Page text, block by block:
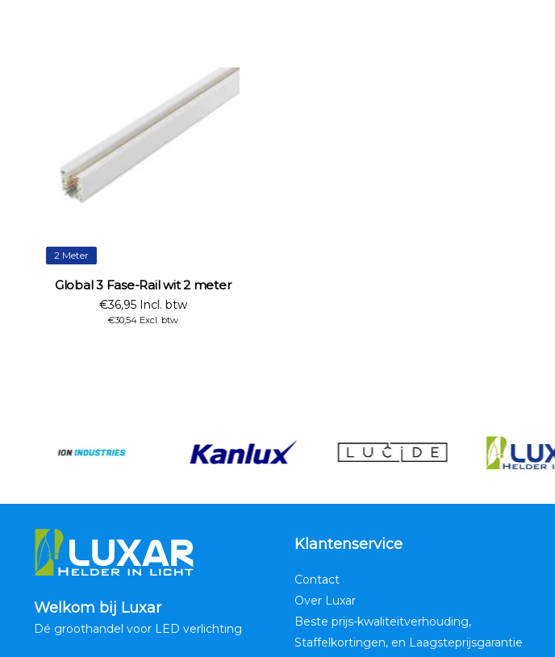
2 Meter
Global 3 Fase-Rail wit 2 meter
€36,95 Incl. btw
€30,54 Excl. btw
Welkom bij Luxar
Dé groothandel voor LED verlichting
Klantenservice
Contact
Over Luxar
Beste prijs-kwaliteitverhouding,
Staffelkortingen, en Laagsteprijsgarantie